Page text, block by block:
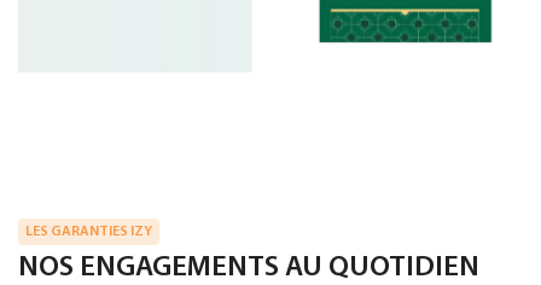
LES GARANTIES IZY
NOS ENGAGEMENTS AU QUOTIDIEN